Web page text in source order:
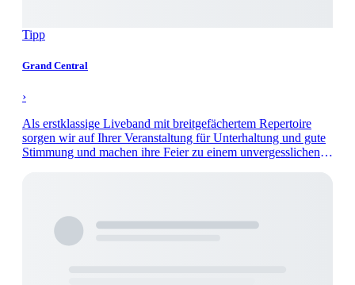
Tipp
Grand Central
›
Als erstklassige Liveband mit breitgefächertem Repertoire
sorgen wir auf Ihrer Veranstaltung für Unterhaltung und gute
Stimmung und machen ihre Feier zu einem unvergesslichen